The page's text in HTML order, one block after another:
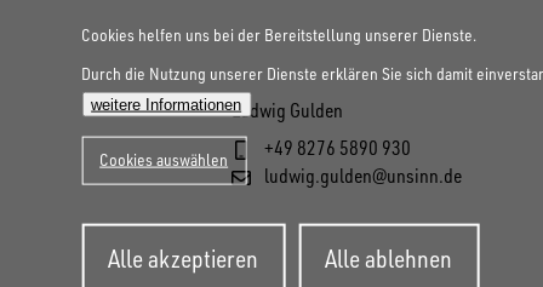
Ludwig Gulden
+49 8276 5890 930
ludwig.gulden@unsinn.de
Cookies helfen uns bei der Bereitstellung unserer Dienste.
Durch die Nutzung unserer Dienste erklären Sie sich damit
weitere Informationen
Cookies auswählen
Alle akzeptieren
zurückziehen
Alle ablehnen